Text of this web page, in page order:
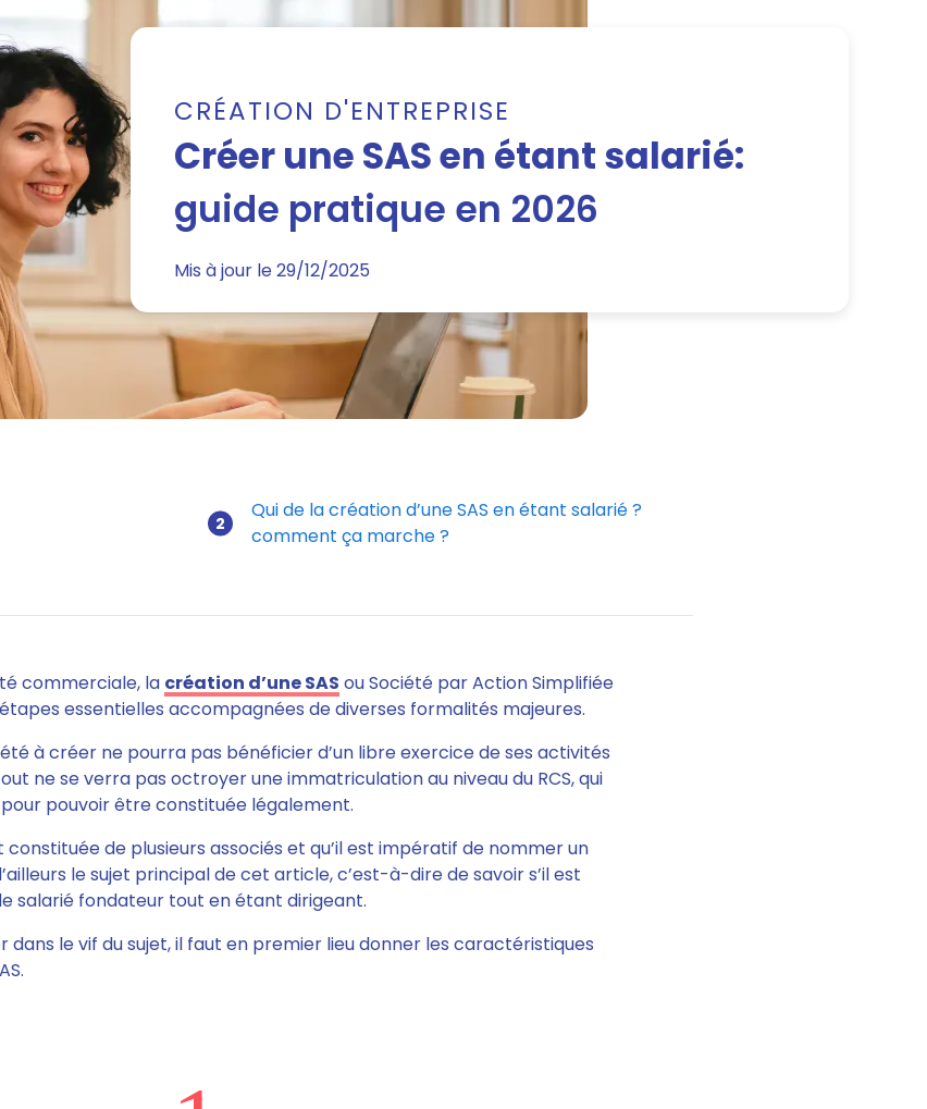
CRÉATION D'ENTREPRISE
Créer une SAS en étant salarié:
guide pratique en 2026
Mis à jour le 29/12/2025
Qui de la création d’une SAS en étant salarié ?
comment ça marche ?
commerciale, la création d’une SAS ou Société par Action Simplifiée
essentielles accompagnées de diverses formalités majeures.
à créer ne pourra pas bénéficier d’un libre exercice de ses activités
ne se verra pas octroyer une immatriculation au niveau du RCS, qui
pouvoir être constituée légalement.
constituée de plusieurs associés et qu’il est impératif de nommer un
le sujet principal de cet article, c’est-à-dire de savoir s’il est
salarié fondateur tout en étant dirigeant.
dans le vif du sujet, il faut en premier lieu donner les caractéristiques